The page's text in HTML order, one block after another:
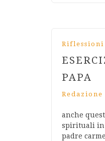
Riflessioni
PAPA
Redazione
anche
spirituali in
padre